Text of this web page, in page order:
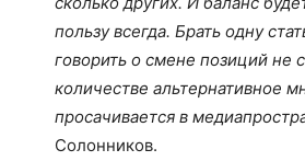
пользу всегда. Брать одну
говорить о смене позиций не
количестве альтернативное
просачивается в
Солонников.